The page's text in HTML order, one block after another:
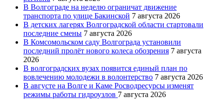
В Волгограде на неделю ограничат движение
транспорта по улице Бакинской 7 августа 2026
В детских лагерях Волгоградской области стартовали
последние смены 7 августа 2026
В Комсомольском саду Волгограда установили
последний пролёт нового колеса обозрения 7 августа
2026
В волгоградских вузах появится единый план по
вовлечению молодежи в волонтерство 7 августа 2026
В августе на Волге и Каме Росводресурсы изменят
режимы работы гидроузлов 7 августа 2026